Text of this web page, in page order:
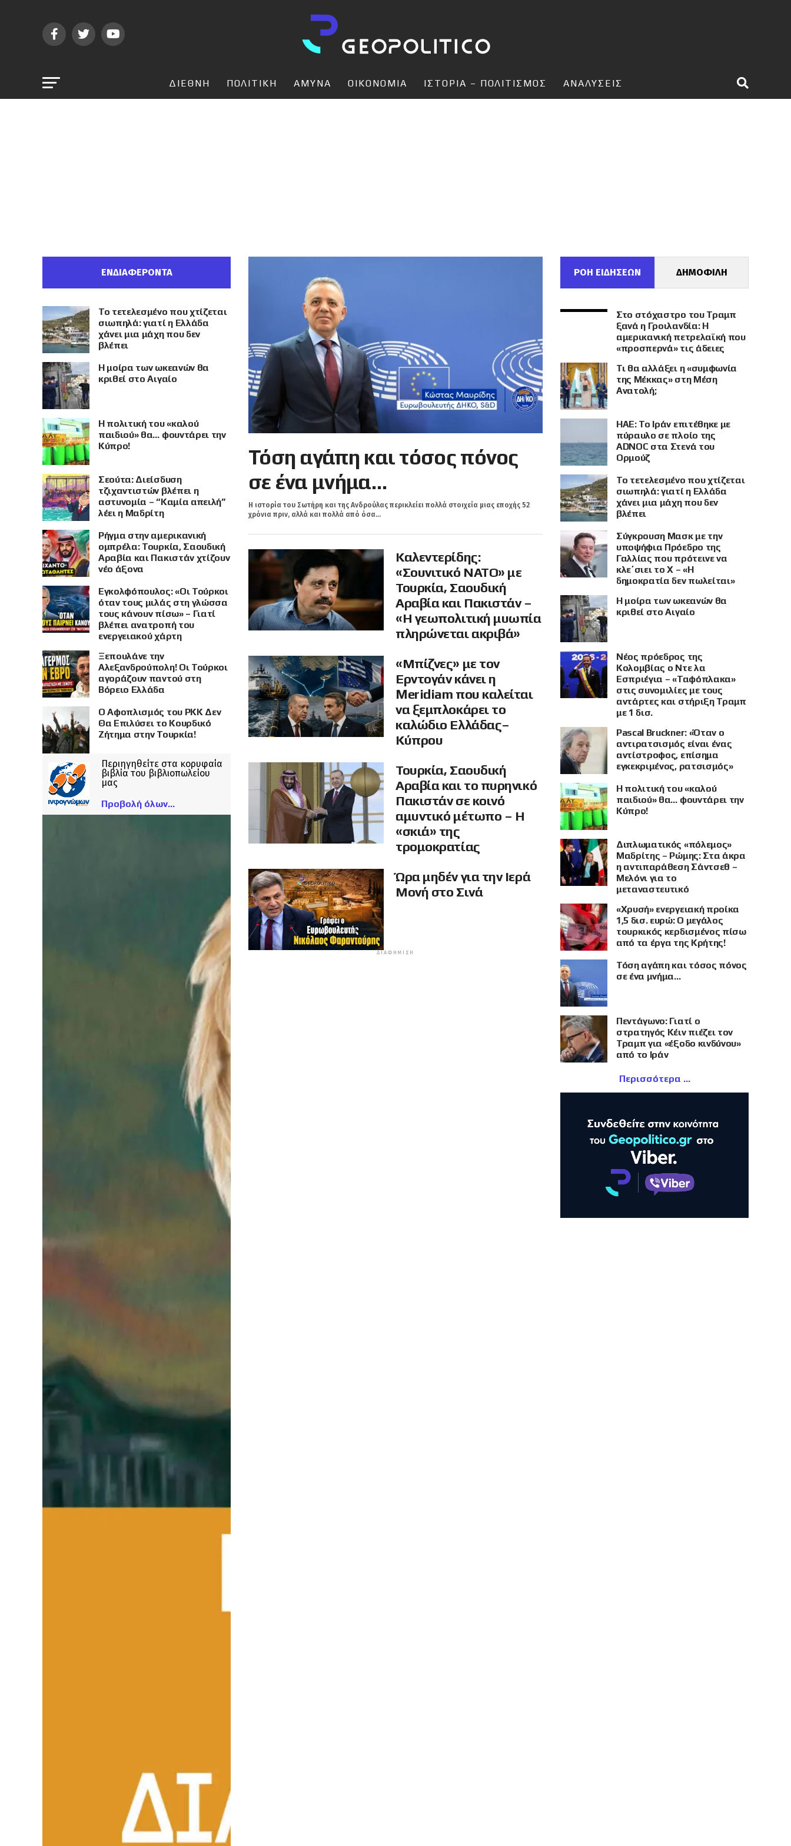
ΔΙΕΘΝΗ ΠΟΛΙΤΙΚΗ ΑΜΥΝΑ ΟΙΚΟΝΟΜΙΑ ΙΣΤΟΡΙΑ – ΠΟΛΙΤΙΣΜΟΣ ΑΝΑΛΥΣΕΙΣ
Τόση αγάπη και τόσος πόνος
σε ένα μνήμα…
Η ιστορία του Σωτήρη και της Ανδρούλας περικλείει πολλά στοιχεία μιας εποχής 52
χρόνια πριν, αλλά και πολλά από όσα...
Καλεντερίδης:
«Σουνιτικό ΝΑΤΟ» με
Τουρκία, Σαουδική
Αραβία και Πακιστάν –
«Η γεωπολιτική μυωπία
πληρώνεται ακριβά»
«Μπίζνες» με τον
Ερντογάν κάνει η
Meridiam που καλείται
να ξεμπλοκάρει το
καλώδιο Ελλάδας–
Κύπρου
Τουρκία, Σαουδική
Αραβία και το πυρηνικό
Πακιστάν σε κοινό
αμυντικό μέτωπο – Η
«σκιά» της
τρομοκρατίας
Ώρα μηδέν για την Ιερά
Μονή στο Σινά
ΔΙΑΦΉΜΙΣΗ
ΕΝΔΙΑΦΕΡΟΝΤΑ
Το τετελεσμένο που χτίζεται
σιωπηλά: γιατί η Ελλάδα
χάνει μια μάχη που δεν
βλέπει
Η μοίρα των ωκεανών θα
κριθεί στο Αιγαίο
Η πολιτική του «καλού
παιδιού» θα… φουντάρει την
Κύπρο!
Σεούτα: Διείσδυση
τζιχαντιστών βλέπει η
αστυνομία – “Καμία απειλή”
λέει η Μαδρίτη
Ρήγμα στην αμερικανική
ομπρέλα: Τουρκία, Σαουδική
Αραβία και Πακιστάν χτίζουν
νέο άξονα
Εγκολφόπουλος: «Οι Τούρκοι
όταν τους μιλάς στη γλώσσα
τους κάνουν πίσω» – Γιατί
βλέπει ανατροπή του
ενεργειακού χάρτη
Ξεπουλάνε την
Αλεξανδρούπολη! Οι Τούρκοι
αγοράζουν παντού στη
Βόρειο Ελλάδα
Ο Αφοπλισμός του PKK Δεν
Θα Επιλύσει το Κουρδικό
Ζήτημα στην Τουρκία!
Περιηγηθείτε στα κορυφαία
βιβλία του βιβλιοπωλείου
μας
Προβολή όλων
ΡΟΗ ΕΙΔΗΣΕΩΝ ΔΗΜΟΦΙΛΗ
Στο στόχαστρο του Τραμπ
ξανά η Γροιλανδία: Η
αμερικανική πετρελαϊκή που
«προσπερνά» τις άδειες
Τι θα αλλάξει η «συμφωνία
της Μέκκας» στη Μέση
Ανατολή;
ΗΑΕ: Το Ιράν επιτέθηκε με
πύραυλο σε πλοίο της
ADNOC στα Στενά του
Ορμούζ
Το τετελεσμένο που χτίζεται
σιωπηλά: γιατί η Ελλάδα
χάνει μια μάχη που δεν
βλέπει
Σύγκρουση Μασκ με την
υποψήφια Πρόεδρο της
Γαλλίας που πρότεινε να
κλε΄σιει το X – «Η
δημοκρατία δεν πωλείται»
Η μοίρα των ωκεανών θα
κριθεί στο Αιγαίο
Νέος πρόεδρος της
Κολομβίας ο Ντε λα
Εσπριέγια – «Ταφόπλακα»
στις συνομιλίες με τους
αντάρτες και στήριξη Τραμπ
με 1 δισ.
Pascal Bruckner: «Όταν ο
αντιρατσισμός είναι ένας
αντίστροφος, επίσημα
εγκεκριμένος, ρατσισμός»
Η πολιτική του «καλού
παιδιού» θα… φουντάρει την
Κύπρο!
Διπλωματικός «πόλεμος»
Μαδρίτης – Ρώμης: Στα άκρα
η αντιπαράθεση Σάντσεθ –
Μελόνι για το
μεταναστευτικό
«Χρυσή» ενεργειακή προίκα
1,5 δισ. ευρώ: Ο μεγάλος
τουρκικός κερδισμένος πίσω
από τα έργα της Κρήτης!
Τόση αγάπη και τόσος πόνος
σε ένα μνήμα…
Πεντάγωνο: Γιατί ο
στρατηγός Κέιν πιέζει τον
Τραμπ για «έξοδο κινδύνου»
από το Ιράν
Περισσότερα